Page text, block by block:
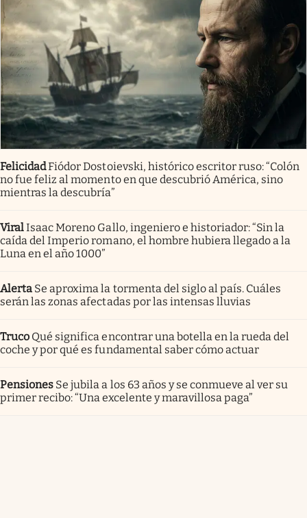
FelicidadFiódor Dostoievski, histórico escritor ruso: “Colón
no fue feliz al momento en que descubrió América, sino
mientras la descubría”
ViralIsaac Moreno Gallo, ingeniero e historiador: “Sin la
caída del Imperio romano, el hombre hubiera llegado a la
Luna en el año 1000”
Alerta Se aproxima la tormenta del siglo al país. Cuáles
serán las zonas afectadas por las intensas lluvias
Truco Qué significa encontrar una botella en la rueda del
coche y por qué es fundamental saber cómo actuar
Pensiones Se jubila a los 63 años y se conmueve al ver su
primer recibo: “Una excelente y maravillosa paga”